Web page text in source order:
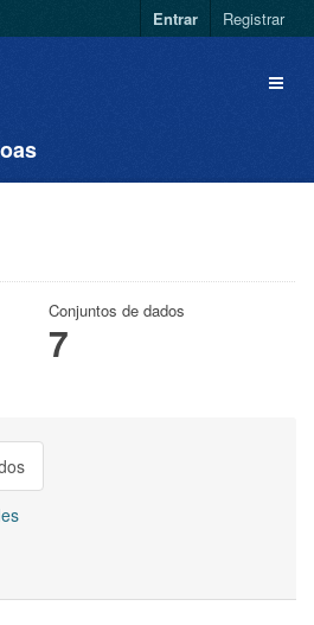
Entrar Registrar
Conjuntos de dados
7